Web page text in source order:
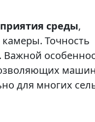
среды,
Точность
. Важной
для многих